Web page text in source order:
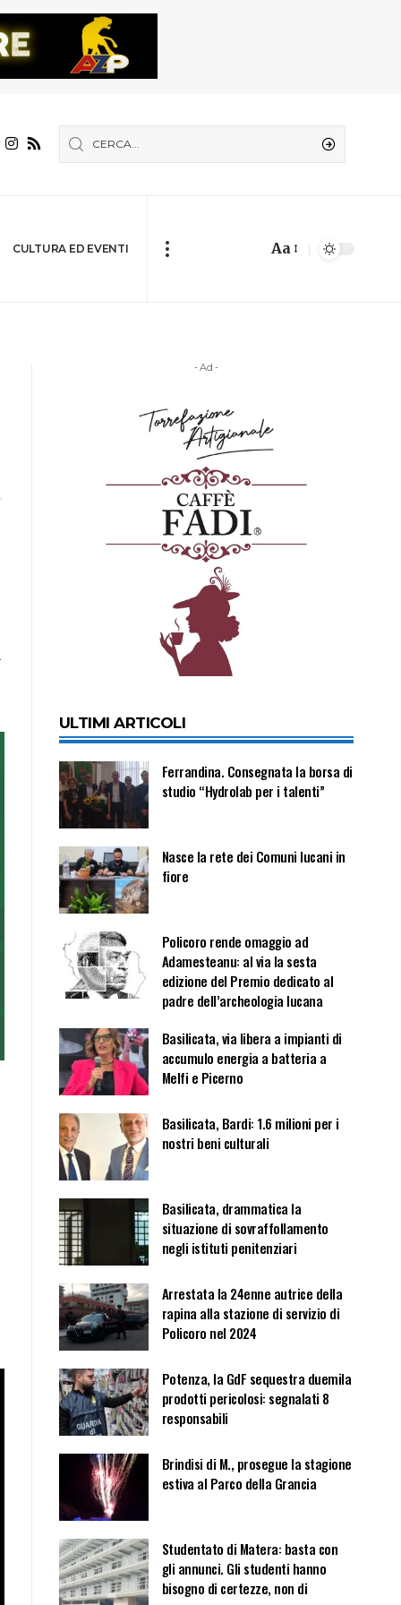
CULTURA ED EVENTI Aa
- Ad -
ULTIMI ARTICOLI
Ferrandina. Consegnata la borsa di
studio “Hydrolab per i talenti”
Nasce la rete dei Comuni lucani in
fiore
Policoro rende omaggio ad
Adamesteanu: al via la sesta
edizione del Premio dedicato al
padre dell’archeologia lucana
Basilicata, via libera a impianti di
accumulo energia a batteria a
Melfi e Picerno
Basilicata, Bardi: 1.6 milioni per i
nostri beni culturali
Basilicata, drammatica la
situazione di sovraffollamento
negli istituti penitenziari
Arrestata la 24enne autrice della
rapina alla stazione di servizio di
Policoro nel 2024
Potenza, la GdF sequestra duemila
prodotti pericolosi: segnalati 8
responsabili
Brindisi di M., prosegue la stagione
estiva al Parco della Grancia
Studentato di Matera: basta con
gli annunci. Gli studenti hanno
bisogno di certezze, non di